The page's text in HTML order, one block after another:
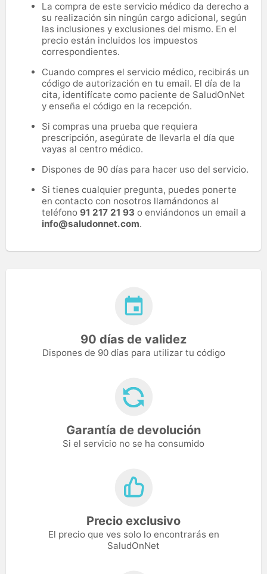
La compra de este servicio médico da derecho a
su realización sin ningún cargo adicional, según
las inclusiones y exclusiones del mismo. En el
precio están incluidos los impuestos
correspondientes.
Cuando compres el servicio médico, recibirás un
código de autorización en tu email. El día de la
cita, identifícate como paciente de SaludOnNet
y enseña el código en la recepción.
Si compras una prueba que requiera
prescripción, asegúrate de llevarla el día que
vayas al centro médico.
Dispones de 90 días para hacer uso del servicio.
Si tienes cualquier pregunta, puedes ponerte
en contacto con nosotros llamándonos al
teléfono 91 217 21 93 o enviándonos un email a
info@saludonnet.com.
90 días de validez
Dispones de 90 días para utilizar tu código
Garantía de devolución
Si el servicio no se ha consumido
Precio exclusivo
El precio que ves solo lo encontrarás en
SaludOnNet